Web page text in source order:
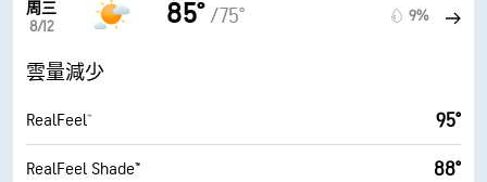
周三
8/12
85° /75° 9%
雲量減少
RealFeel® 95°
RealFeel Shade™ 88°